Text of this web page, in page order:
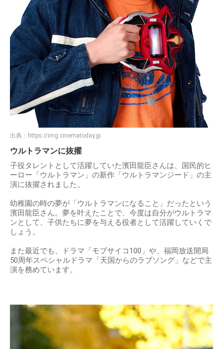
出典： https://img.cinematoday.jp
ウルトラマンに抜擢
子役タレントとして活躍していた濱田龍臣さんは、国民的ヒ
ーロー「ウルトラマン」の新作「ウルトラマンジード」の主
演に抜擢されました。
幼稚園の時の夢が「ウルトラマンになること」だったという
濱田龍臣さん。夢を叶えたことで、今度は自分がウルトラマ
ンとして、子供たちに夢を与える役者として活躍していくで
しょう。
また最近でも、ドラマ「モブサイコ100」や、福岡放送開局
50周年スペシャルドラマ「天国からのラブソング」などで主
演を務めています。